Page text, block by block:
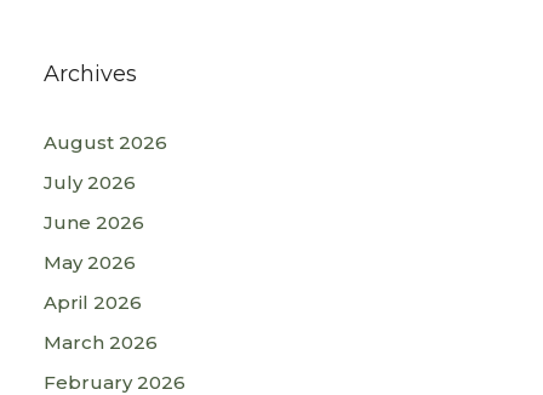
Archives
August 2026
July 2026
June 2026
May 2026
April 2026
March 2026
February 2026